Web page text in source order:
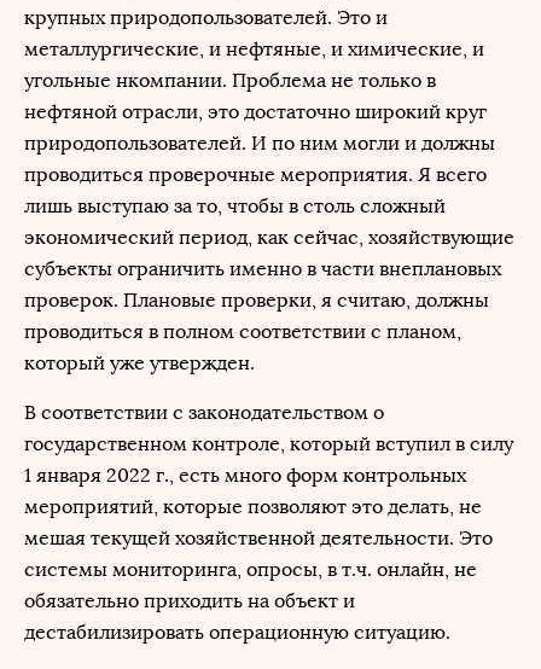
крупных природопользователей. Это и
металлургические, и нефтяные, и химические, и
угольные нкомпании. Проблема не только в
нефтяной отрасли, это достаточно широкий круг
природопользователей. И по ним могли и должны
проводиться проверочные мероприятия. Я всего
лишь выступаю за то, чтобы в столь сложный
экономический период, как сейчас, хозяйствующие
субъекты ограничить именно в части внеплановых
проверок. Плановые проверки, я считаю, должны
проводиться в полном соответствии с планом,
который уже утвержден.
В соответствии с законодательством о
государственном контроле, который вступил в силу
1 января 2022 г., есть много форм контрольных
мероприятий, которые позволяют это делать, не
мешая текущей хозяйственной деятельности. Это
системы мониторинга, опросы, в т.ч. онлайн, не
обязательно приходить на объект и
дестабилизировать операционную ситуацию.